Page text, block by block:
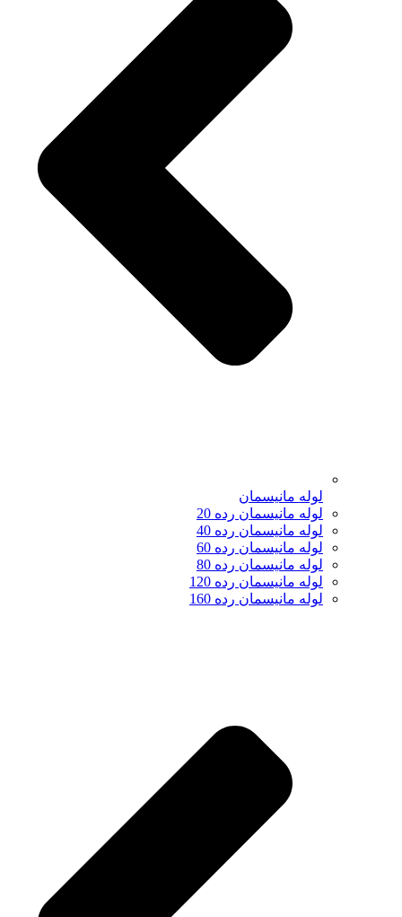
لوله مانیسمان
لوله مانیسمان رده 20
لوله مانیسمان رده 40
لوله مانیسمان رده 60
لوله مانیسمان رده 80
لوله مانیسمان رده 120
لوله مانیسمان رده 160